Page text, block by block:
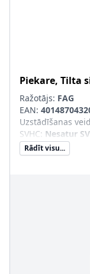
Piekare, Tilta
Ražotājs: FAG
EAN:
Uzstādīšanas
SVHC: Nesatur
Rādīt visu...